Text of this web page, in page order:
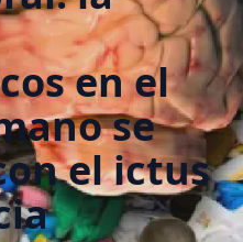
en el
se
el ictus